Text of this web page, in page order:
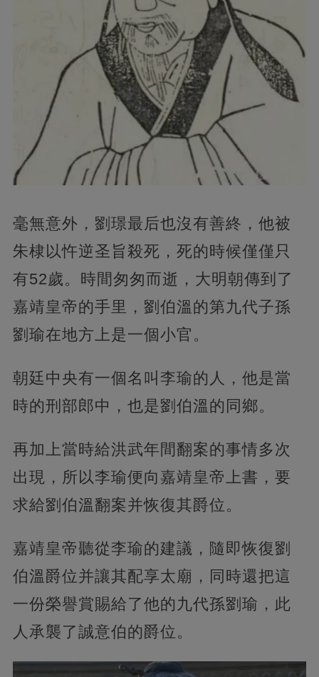
毫無意外，劉璟最后也沒有善終，他被
朱棣以忤逆圣旨殺死，死的時候僅僅只
有52歲。時間匆匆而逝，大明朝傳到了
嘉靖皇帝的手里，劉伯溫的第九代子孫
劉瑜在地方上是一個小官。
朝廷中央有一個名叫李瑜的人，他是當
時的刑部郎中，也是劉伯溫的同鄉。
再加上當時給洪武年間翻案的事情多次
出現，所以李瑜便向嘉靖皇帝上書，要
求給劉伯溫翻案并恢復其爵位。
嘉靖皇帝聽從李瑜的建議，隨即恢復劉
伯溫爵位并讓其配享太廟，同時還把這
一份榮譽賞賜給了他的九代孫劉瑜，此
人承襲了誠意伯的爵位。